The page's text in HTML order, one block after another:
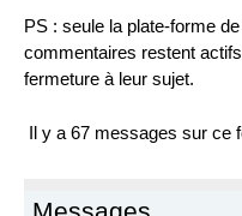
PS : seule la plate-forme
commentaires restent
fermeture à leur sujet.
Il y a 67 messages sur ce
Messages